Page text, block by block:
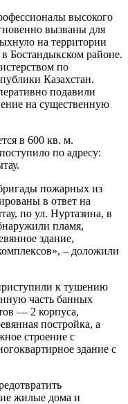
высокого
вызваны для
на территории
Бостандыкском районе.
по
Казахстан.
подавили
на существенную
в 600 кв. м.
по адресу:
пожарных из
в ответ на
по ул. Нуртазина, в
пламя,
здание,
– доложили
к тушению
часть банных
— 2 корпуса,
постройка, а
строение с
здание с
жилые дома и